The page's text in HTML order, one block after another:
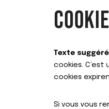
Texte
cookies.
cookies
Si vous vous